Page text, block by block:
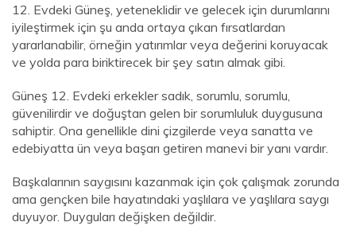
12. Evdeki Güneş, yeteneklidir ve gelecek için durumlarını
iyileştirmek için şu anda ortaya çıkan fırsatlardan
yararlanabilir, örneğin yatırımlar veya değerini koruyacak
ve yolda para biriktirecek bir şey satın almak gibi.
Güneş 12. Evdeki erkekler sadık, sorumlu, sorumlu,
güvenilirdir ve doğuştan gelen bir sorumluluk duygusuna
sahiptir. Ona genellikle dini çizgilerde veya sanatta ve
edebiyatta ün veya başarı getiren manevi bir yanı vardır.
Başkalarının saygısını kazanmak için çok çalışmak zorunda
ama gençken bile hayatındaki yaşlılara ve yaşlılara saygı
duyuyor. Duyguları değişken değildir.